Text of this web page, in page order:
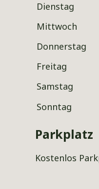
Dienstag
Mittwoch
Donnerstag
Freitag
Samstag
Sonntag
Parkplatz
Kostenlos